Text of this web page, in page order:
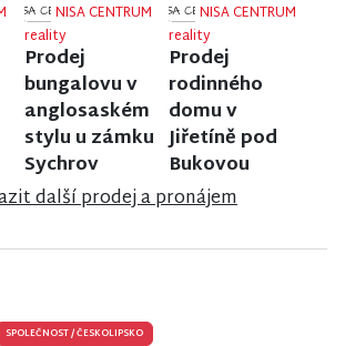
NISA CENTRUM
reality
Prodej
bungalovu v
anglosaském
stylu u zámku
Sychrov
NISA CENTRUM
reality
Prodej
rodinného
domu v
Jiřetíně pod
Bukovou
další prodej a pronájem
SPOLEČNOST/ČESKOLIPSKO